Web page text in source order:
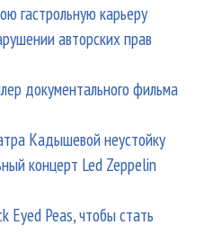
гастрольную карьеру
авторских прав
документального фильма
Кадышевой неустойку
концерт Led Zeppelin
Eyed Peas, чтобы стать